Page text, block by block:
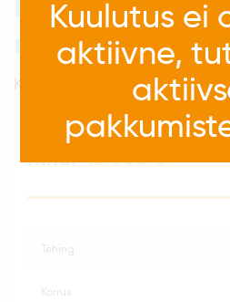
Kuulutus ei
aktiivne,
Korter, Tallinn,
maakond
Kopli 88, Põhja-Tallinna
Hind:45 000
tehing
korrus